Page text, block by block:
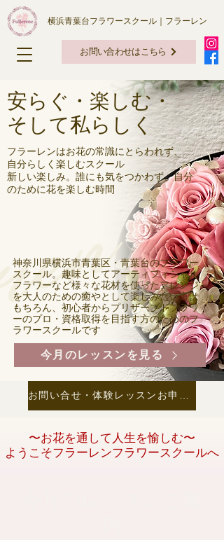
横浜青葉台フラワースクール｜フラーレン
お問い合わせはこちら
安らぐ・楽しむ・
そして私らしく
フラーレンはお花の常識にとらわれず、
自分らしく楽しむスクール
新しい楽しみ。誰にも気をつかわず、自分
のために花を楽しむ時間
神奈川県横浜市青葉区・青葉台のフラワー
スクール。趣味としてアーティフィシャル
フラワーなど様々な花材を使ったアレンジ
を大人のための癒やとして楽しみたい方は
もちろん、初心者からプリザーブドフラワ
ーのプロ・資格取得を目指す方のためのフ
ラワースクールです
今月のレッスンを見る
〜お花を通して人生を愉しむ〜
ようこそフラーレンフラワースクールへ